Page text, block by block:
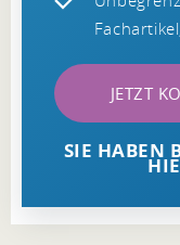
JETZT
SIE HABEN